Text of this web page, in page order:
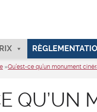
»Qu’est-ce qu’un monument
QU’UN